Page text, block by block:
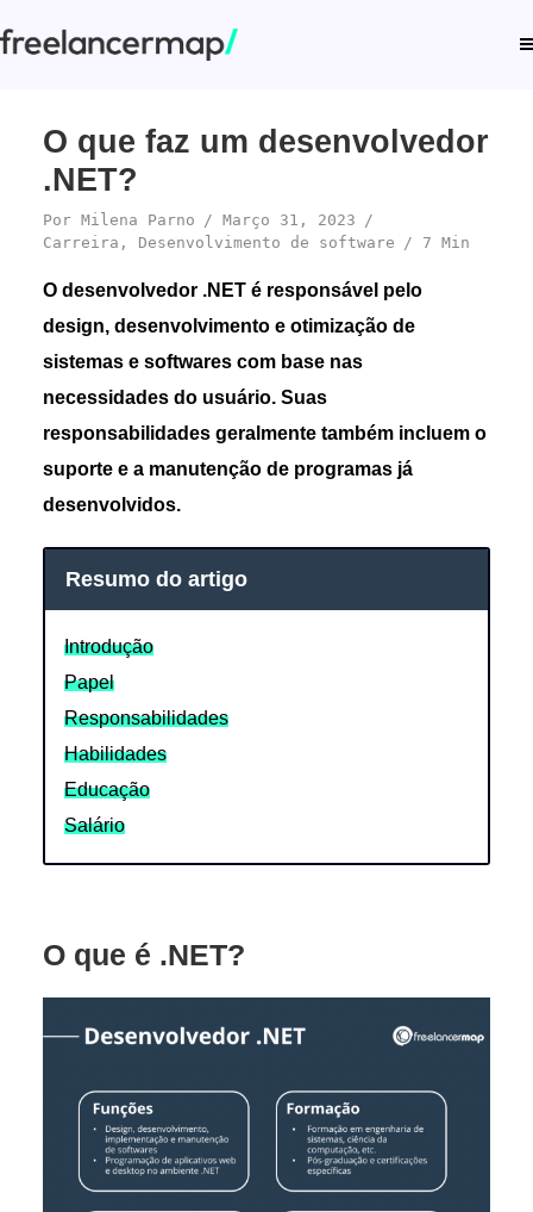
O que faz um desenvolvedor
.NET?
Por Milena Parno
Março 31, 2023
Carreira , Desenvolvimento de software 7 Min
O desenvolvedor .NET é responsável pelo
design, desenvolvimento e otimização de
sistemas e softwares com base nas
necessidades do usuário. Suas
responsabilidades geralmente também incluem o
suporte e a manutenção de programas já
desenvolvidos.
Resumo do artigo
Introdução
Papel
Responsabilidades
Habilidades
Educação
Salário
O que é .NET?